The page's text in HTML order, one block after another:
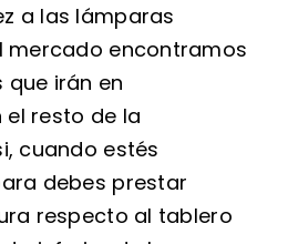
a las lámparas
mercado encontramos
irán en
resto de la
cuando estés
debes prestar
respecto al tablero